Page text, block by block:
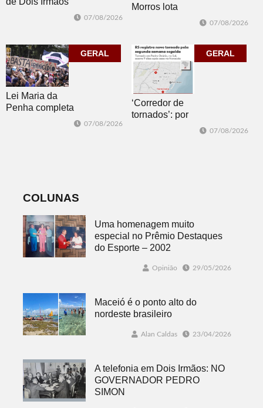
jogos
07/08/2026
Morros lota
corpo que cai”
07/08/2026
GERAL
Lei Maria da
Penha completa
07/08/2026
GERAL
‘Corredor de
tornados’: por
07/08/2026
COLUNAS
Uma homenagem muito
especial no Prêmio Destaques
do Esporte – 2002
Opinião 29/05/2026
Maceió é o ponto alto do
nordeste brasileiro
Alan Caldas 23/04/2026
A telefonia em Dois Irmãos: NO
GOVERNADOR PEDRO
SIMON